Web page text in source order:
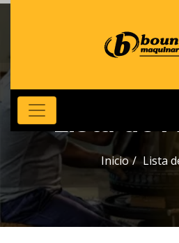
Lista de
Inicio Lista